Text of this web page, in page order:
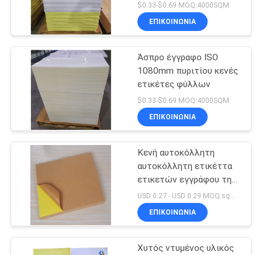
Κενές ετικέτες
φύλλων
13
Φαρμακευτικές
ετικέτες
$0.33-$0.69 MOQ:4000SQM
ΕΠΙΚΟΙΝΩΝΙΑ
Άσπρο έγγραφο ISO
1080mm πυριτίου κενές
ετικέτες φύλλων
$0.33-$0.69 MOQ:4000SQM
ΕΠΙΚΟΙΝΩΝΙΑ
Κενή αυτοκόλλητη
αυτοκόλλητη ετικέττα
ετικετών εγγράφου της
Kraft στο πακέτο
φύλλων
ΕΠΙΚΟΙΝΩΝΙΑ
Χυτός ντυμένος υλικός